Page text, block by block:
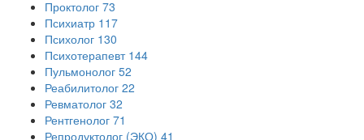
Проктолог 73
Психиатр 117
Психолог 130
Психотерапевт 144
Пульмонолог 52
Реабилитолог 22
Ревматолог 32
Рентгенолог 71
Репродуктолог (ЭКО) 41